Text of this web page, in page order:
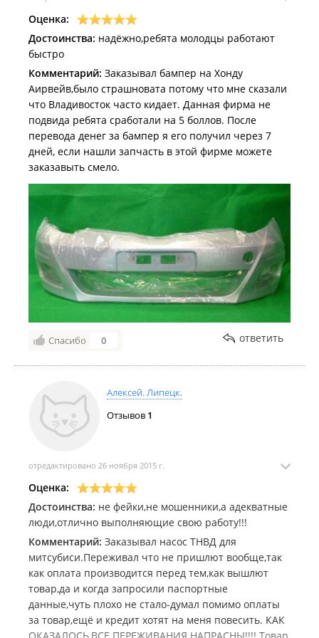
Оценка:
Достоинства: надёжно,ребята молодцы работают
быстро
Комментарий: Заказывал бампер на Хонду
Аирвейв,было страшновата потому что мне сказали
что Владивосток часто кидает. Данная фирма не
подвида ребята сработали на 5 боллов. После
перевода денег за бампер я его получил через 7
дней, если нашли запчасть в этой фирме можете
заказавыть смело.
Спасибо 0 ответить
Алексей. Липецк.
Отзывов 1
отредактировано 26 ноября 2015 г.
Оценка:
Достоинства: не фейки,не мошенники,а адекватные
люди,отлично выполняющие свою работу!!!
Комментарий: Заказывал насос ТНВД для
митсубиси.Переживал что не пришлют вообще,так
как оплата производится перед тем,как вышлют
товар,да и когда запросили паспортные
данные,чуть плохо не стало-думал помимо оплаты
за товар,ещё и кредит хотят на меня повесить. КАК